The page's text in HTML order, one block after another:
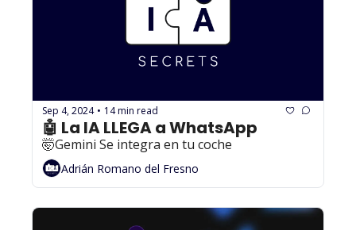
Sep 4, 2024 • 14 min read
🤖 La IA LLEGA a WhatsApp
🤯Gemini Se integra en tu coche
Adrián Romano del Fresno